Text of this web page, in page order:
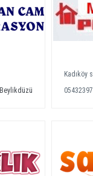
Beylikdüzü
Kadıköy